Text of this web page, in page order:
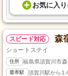
お気に入り
スピード対応 森
ショートステイ
住所 福島県須賀川市
最寄駅 須賀川駅から